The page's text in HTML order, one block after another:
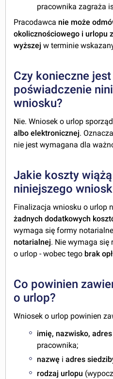
pracownika zagraża
Pracodawca nie może
okolicznościowego i urlopu
wyższejw terminie
Czy konieczne
poświadczenie
wniosku?
Nie. Wniosek o urlop
albo elektronicznej.
nie jest wymagana dla
Jakie koszty
niniejszego
Finalizacja wniosku o urlop
żadnych dodatkowych
wymaga się formy
notarialnej. Nie wymaga się
o urlop - wobec tego brak
Co powinien
o urlop?
Wniosek o urlop powinien
imię, nazwisko,
pracownika;
nazwę iadres
rodzaj urlopu